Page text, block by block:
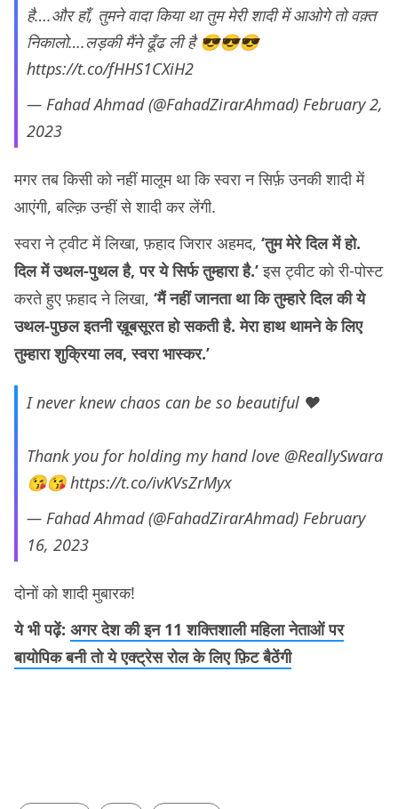
है….और हाँ, तुमने वादा किया था तुम मेरी शादी में आओगे तो वक़्त
निकालो….लड़की मैंने ढूँढ ली है 😎😎😎
https://t.co/fHHS1CXiH2
— Fahad Ahmad (@FahadZirarAhmad) February 2,
2023
मगर तब किसी को नहीं मालूम था कि स्वरा न सिर्फ़ उनकी शादी में
आएंगी, बल्क़ि उन्हीं से शादी कर लेंगी.
स्वरा ने ट्वीट में लिखा, फ़हाद जिरार अहमद, ‘तुम मेरे दिल में हो.
दिल में उथल-पुथल है, पर ये सिर्फ तुम्हारा है.’इस ट्वीट को री-पोस्ट
करते हुए फ़हाद ने लिखा, ‘मैं नहीं जानता था कि तुम्हारे दिल की ये
उथल-पुछल इतनी ख़ूबसूरत हो सकती है. मेरा हाथ थामने के लिए
तुम्हारा शुक्रिया लव, स्वरा भास्कर.’
I never knew chaos can be so beautiful ❤️
Thank you for holding my hand love @ReallySwara
😘😘https://t.co/ivKVsZrMyx
— Fahad Ahmad (@FahadZirarAhmad) February
16, 2023
दोनों को शादी मुबारक!
ये भी पढ़ें: अगर देश की इन 11 शक्तिशाली महिला नेताओं पर
बायोपिक बनी तो ये एक्ट्रेस रोल के लिए फ़िट बैठेंगी